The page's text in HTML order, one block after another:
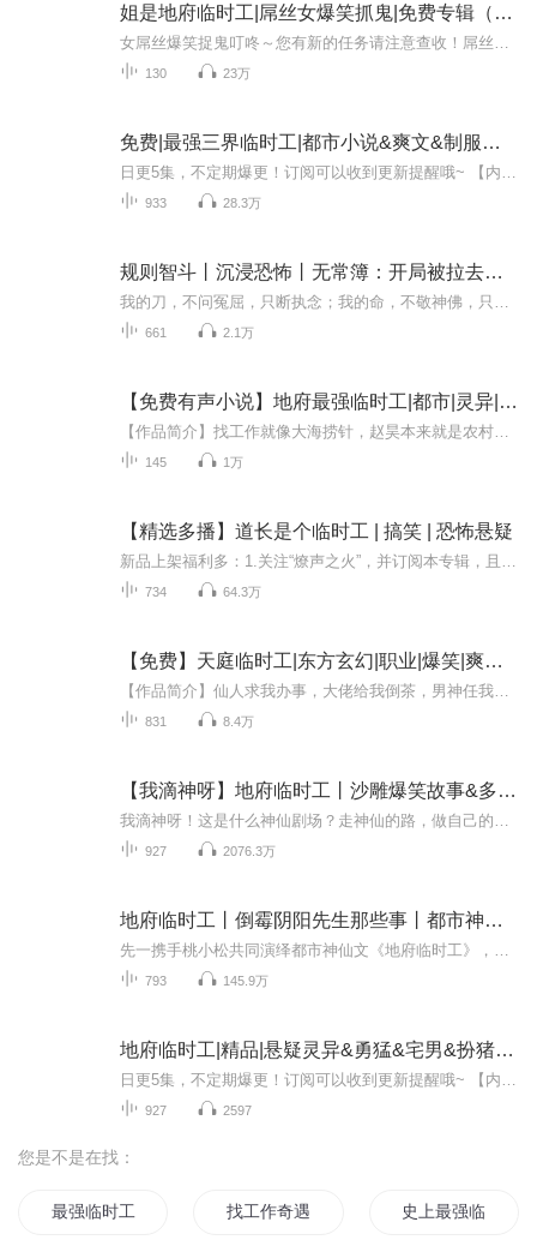
姐是地府临时工|屌丝女爆笑抓鬼|免费专辑（完结）
130 23万
免费|最强三界临时工|都市小说&爽文&制服情缘
933 28.3万
规则智斗丨沉浸恐怖丨无常簿：开局被拉去当阴司临时工
661 2.1万
【免费有声小说】地府最强临时工|都市|灵异|AI专辑
145 1万
【精选多播】道长是个临时工 | 搞笑 | 恐怖悬疑
734 64.3万
【免费】天庭临时工|东方玄幻|职业|爆笑|爽文|AI专辑
831 8.4万
【我滴神呀】地府临时工丨沙雕爆笑故事&多人有声剧丨地府系列
927 2076.3万
地府临时工丨倒霉阴阳先生那些事丨都市神仙爆笑爽文
793 145.9万
地府临时工|精品|悬疑灵异&勇猛&宅男&扮猪吃虎&赚钱
927 2597
您是不是在找：
最强临时工 找工作奇遇记 史上最强临时工